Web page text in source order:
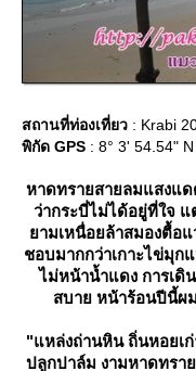
สถานที่ท่องเที่ยว : Krabi
พิกัด GPS : 8° 3' 54.54"
หาดทรายสายลมแสงแ
ว่ากระบี่ไม่ได้อยู่ที่ใจ แ
ามเหนื่อยล้าสมองตื้อแ
ชอบมากกว่าเกาะไข่มุ
ไม่หน้าน้ำแดง การเดิ
สบา หน้าร้อนปีนี้ผม
"แหล่งถ่านหิน ถิ่นหอยเก่
ปลูกปาล์ม งามหาดทรา